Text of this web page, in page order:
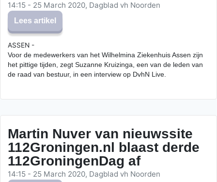
14:15 - 25 March 2020, Dagblad vh Noorden
Lees artikel
ASSEN -
Voor de medewerkers van het Wilhelmina Ziekenhuis Assen zijn
het pittige tijden, zegt Suzanne Kruizinga, een van de leden van
de raad van bestuur, in een interview op DvhN Live.
Martin Nuver van nieuwssite
112Groningen.nl blaast derde
112GroningenDag af
14:15 - 25 March 2020, Dagblad vh Noorden